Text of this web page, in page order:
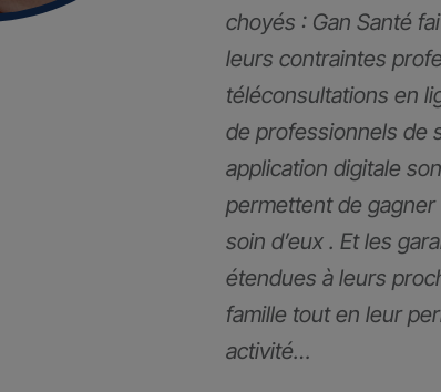
choyés : Gan Santé
leurs contraintes
téléconsultations en
de professionnels de
application digitale
permettent de
soin d’eux . Et les
étendues à leurs
famille tout en leur
activité…